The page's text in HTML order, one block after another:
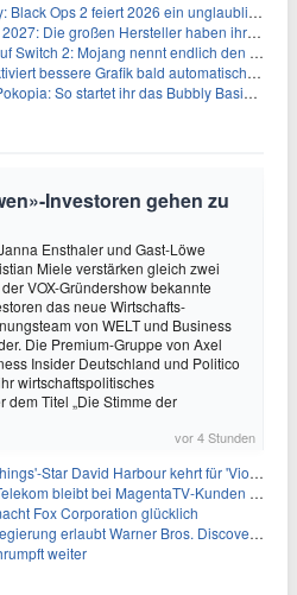
Ops 2 feiert 2026 ein unglaubliches Comeback
großen Hersteller haben ihre Produktion offenbar schon verkauft
2: Mojang nennt endlich den Releasetermin
Grafik bald automatisch, aber das Update ist kleiner als gedacht
So startet ihr das Bubbly Basin-DLC
Investoren gehen zu
Ensthaler und Gast-Löwe
Miele verstärken gleich zwei
VOX-Gründershow bekannte
das neue Wirtschafts-
von WELT und Business
Die Premium-Gruppe von Axel
Insider Deutschland und Politico
wirtschaftspolitisches
Titel „Die Stimme der
vor 4 Stunden
Harbour kehrt für 'Violent Night 2' zurück – Kristen Bell stößt zur Besetzung
bleibt bei MagentaTV-Kunden vage
Fox Corporation glücklich
erlaubt Warner Bros. Discovery-Übernahme
weiter